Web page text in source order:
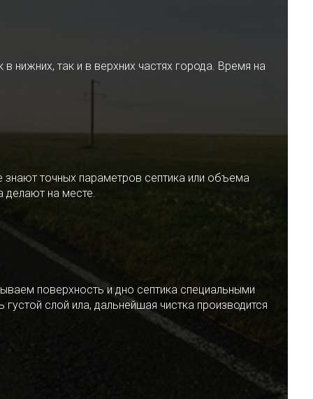
так и в верхних частях города. Время на
точных параметров септика или объема
делают на месте.
поверхность и дно септика специальными
слой ила, дальнейшая чистка производится